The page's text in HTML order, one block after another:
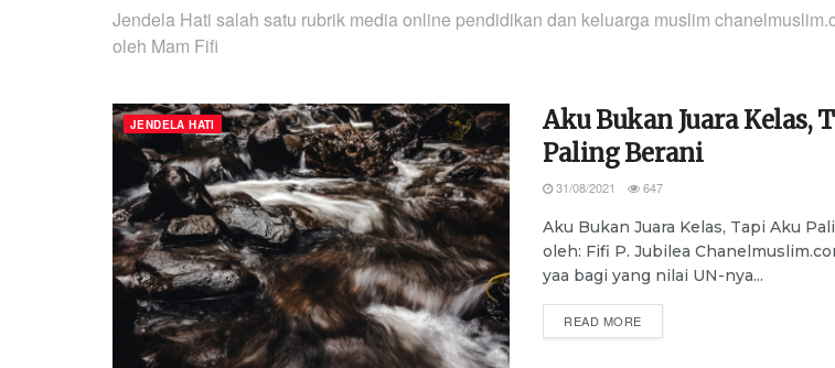
Jendela Hati salah satu rubrik media online pendidikan dan keluarga muslim
oleh Mam Fifi
JENDELA HATI
Aku Bukan Juara Kelas,
Paling Berani
31/08/2021 647
Aku Bukan Juara Kelas, Tapi Aku
oleh: Fifi P. Jubilea
yaa bagi yang nilai UN-nya...
READ MOREDETAILS